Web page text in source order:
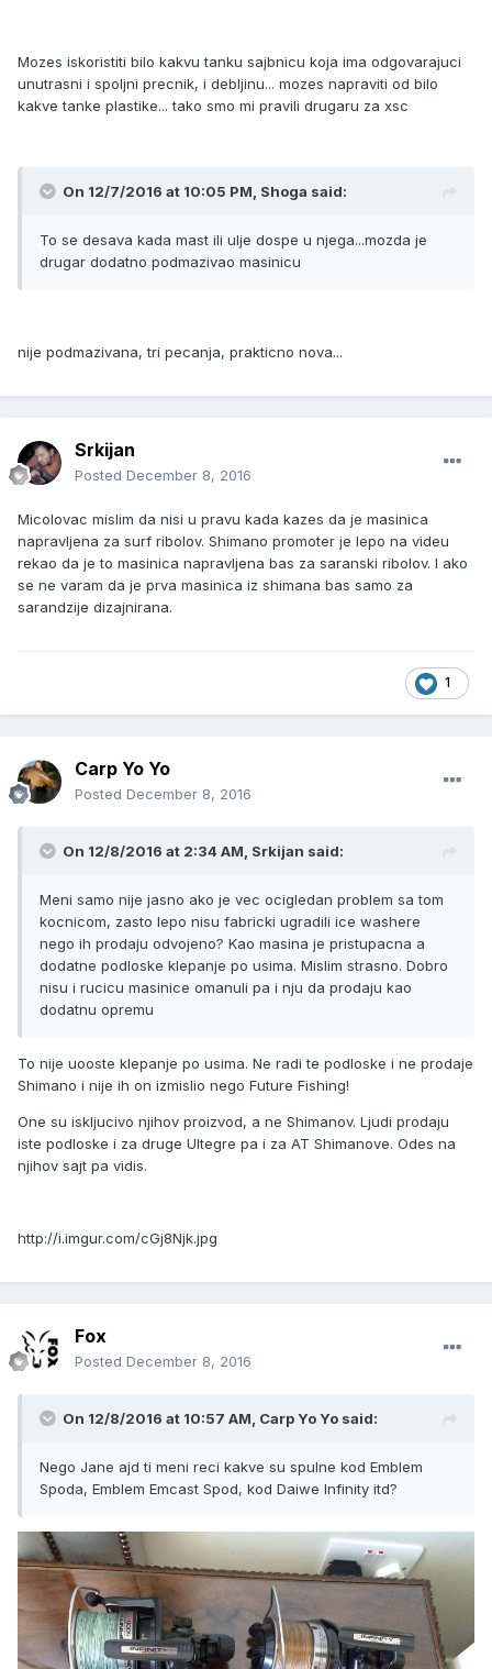
Mozes iskoristiti bilo kakvu tanku sajbnicu koja ima odgovarajuci
unutrasni i spoljni precnik, i debljinu... mozes napraviti od bilo
kakve tanke plastike... tako smo mi pravili drugaru za xsc
On 12/7/2016 at 10:05 PM, Shoga said:
To se desava kada mast ili ulje dospe u njega...mozda je
drugar dodatno podmazivao masinicu
nije podmazivana, tri pecanja, prakticno nova...
Srkijan
Posted December 8, 2016
Micolovac mislim da nisi u pravu kada kazes da je masinica
napravljena za surf ribolov. Shimano promoter je lepo na videu
rekao da je to masinica napravljena bas za saranski ribolov. I ako
se ne varam da je prva masinica iz shimana bas samo za
sarandzije dizajnirana.
1
Carp Yo Yo
Posted December 8, 2016
On 12/8/2016 at 2:34 AM, Srkijan said:
Meni samo nije jasno ako je vec ocigledan problem sa tom
kocnicom, zasto lepo nisu fabricki ugradili ice washere
nego ih prodaju odvojeno? Kao masina je pristupacna a
dodatne podloske klepanje po usima. Mislim strasno. Dobro
nisu i rucicu masinice omanuli pa i nju da prodaju kao
dodatnu opremu
To nije uooste klepanje po usima. Ne radi te podloske i ne prodaje
Shimano i nije ih on izmislio nego Future Fishing!
One su iskljucivo njihov proizvod, a ne Shimanov. Ljudi prodaju
iste podloske i za druge Ultegre pa i za AT Shimanove. Odes na
njihov sajt pa vidis.
http://i.imgur.com/cGj8Njk.jpg
Fox
Posted December 8, 2016
On 12/8/2016 at 10:57 AM, Carp Yo Yo said:
Nego Jane ajd ti meni reci kakve su spulne kod Emblem
Spoda, Emblem Emcast Spod, kod Daiwe Infinity itd?